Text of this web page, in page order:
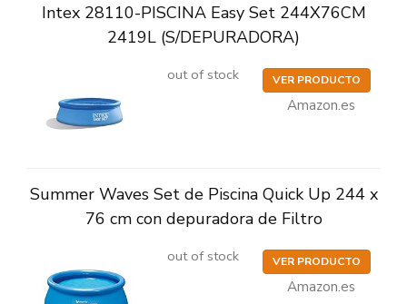
Intex 28110-PISCINA Easy Set 244X76CM
2419L (S/DEPURADORA)
out of stock VER PRODUCTO
Amazon.es
Summer Waves Set de Piscina Quick Up 244 x
76 cm con depuradora de Filtro
out of stock VER PRODUCTO
Amazon.es